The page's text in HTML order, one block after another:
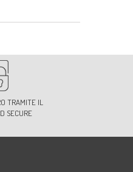
TRAMITE IL
SECURE